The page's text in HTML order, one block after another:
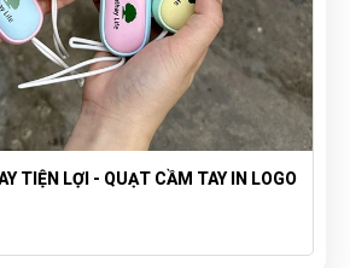
TIỆN LỢI - QUẠT CẦM TAY IN LOGO